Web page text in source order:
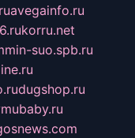
avegainfo.ru
korru.net
suo.spb.ru
dugshop.ru